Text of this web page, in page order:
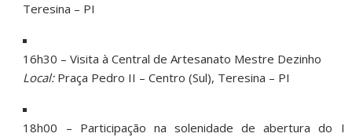
Teresina – PI
16h30 – Visita à Central de Artesanato Mestre Dezinho
Local:Praça Pedro II – Centro (Sul), Teresina – PI
18h00 – Participação na solenidade de abertura do I